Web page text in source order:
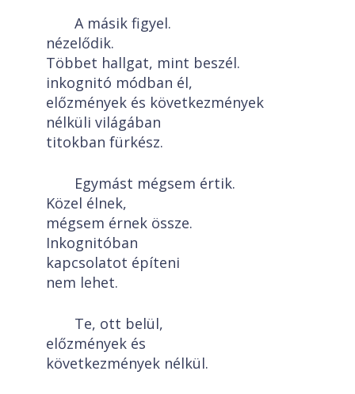
A másik figyel.
nézelődik.
Többet hallgat, mint beszél.
inkognitó módban él,
előzmények és következmények
nélküli világában
titokban fürkész.
Egymást mégsem értik.
Közel élnek,
mégsem érnek össze.
Inkognitóban
kapcsolatot építeni
nem lehet.
Te, ott belül,
előzmények és
következmények nélkül.